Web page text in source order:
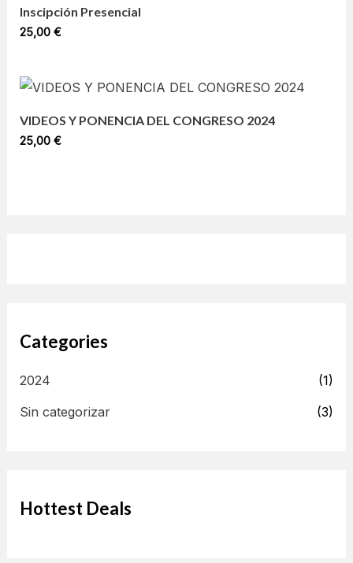
Categories
2024
(1)
Sin categorizar
(3)
Hottest Deals
Inscipción Presencial
25,00 €
VIDEOS Y PONENCIA DEL CONGRESO 2024
25,00 €